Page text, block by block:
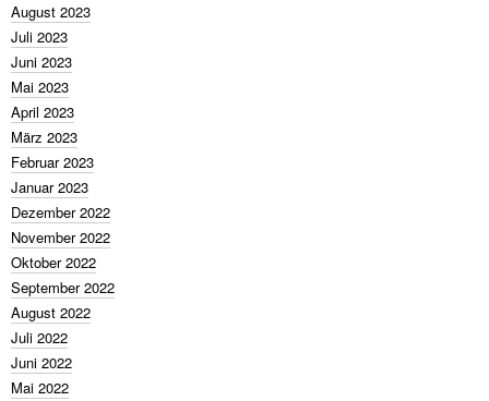
August 2023
Juli 2023
Juni 2023
Mai 2023
April 2023
März 2023
Februar 2023
Januar 2023
Dezember 2022
November 2022
Oktober 2022
September 2022
August 2022
Juli 2022
Juni 2022
Mai 2022